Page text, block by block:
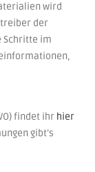
wird
der
Schritte im
findet ihr hier
gibt’s